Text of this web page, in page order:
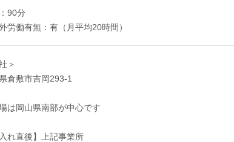
90分
労働有無：有（月平均20時間）
＞
倉敷市吉岡293-1
は岡山県南部が中心です
れ直後】上記事業所